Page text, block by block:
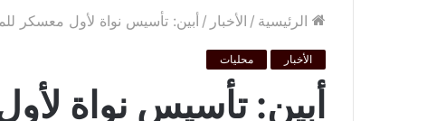
الرئيسية / الأخبار / أبين: تأسيس نواة لأول معسكر
الأخبار محليات
أبين: تأسيس نواة